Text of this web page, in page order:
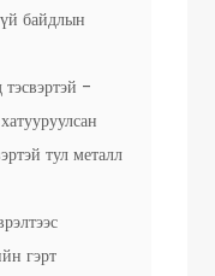
байдлын
-
тул металл
гэрт